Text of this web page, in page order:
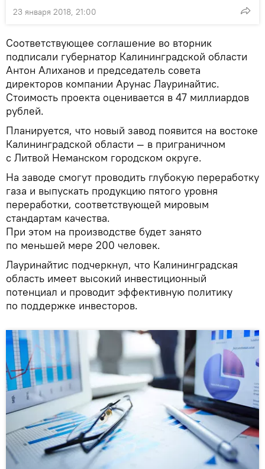
23 января 2018, 21:00
Соответствующее соглашение во вторник
подписали губернатор Калининградской области
Антон Алиханов и председатель совета
директоров компании Арунас Лауринайтис.
Стоимость проекта оценивается в 47 миллиардов
рублей.
Планируется, что новый завод появится на востоке
Калининградской области — в приграничном
с Литвой Неманском городском округе.
На заводе смогут проводить глубокую переработку
газа и выпускать продукцию пятого уровня
переработки, соответствующей мировым
стандартам качества.
При этом на производстве будет занято
по меньшей мере 200 человек.
Лауринайтис подчеркнул, что Калининградская
область имеет высокий инвестиционный
потенциал и проводит эффективную политику
по поддержке инвесторов.